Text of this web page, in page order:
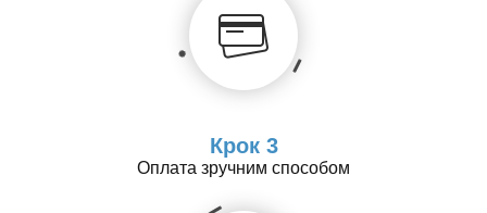
Крок 3
Оплата зручним способом